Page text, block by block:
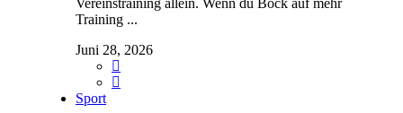
Vereinstraining allein. Wenn du Bock auf mehr
Training ...
Juni 28, 2026
Sport